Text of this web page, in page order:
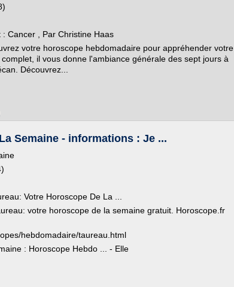
Cancer , Par Christine Haas
votre horoscope hebdomadaire pour appréhender votre
il vous donne l'ambiance générale des sept jours à
Découvrez...
Semaine - informations : Je ...
Votre Horoscope De La ...
votre horoscope de la semaine gratuit. Horoscope.fr
hebdomadaire/taureau.html
: Horoscope Hebdo ... - Elle